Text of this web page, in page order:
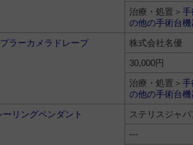
治療・処置＞ 手
の他の手術台
ラーカメラドレープ
株式会社名優
30,000円
治療・処置＞ 手
の他の手術台
ーリングペンダント
ステリスジャ
---